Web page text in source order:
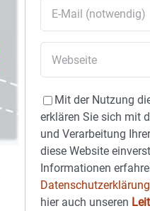
Mit der Nutzung
erklären Sie sich mit
und Verarbeitung
diese Website
Informationen
hier auch unseren